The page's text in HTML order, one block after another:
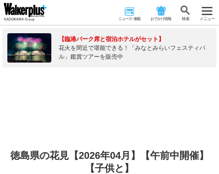
ニュース･連載 おでかけ情報 検 索 メニュー
【臨港パーク席と宿泊ホテルがセット】
花火を間近で堪能できる！「みなとみらいフェスティバ
ル」鑑賞ツアーを販売中
徳島県の花見【2026年04月】【午前中開催】
【子供と】